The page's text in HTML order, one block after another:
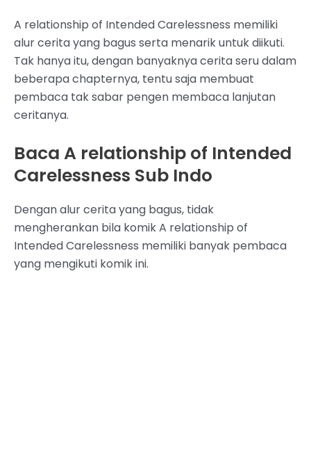
A relationship of Intended Carelessness memiliki
alur cerita yang bagus serta menarik untuk diikuti.
Tak hanya itu, dengan banyaknya cerita seru dalam
beberapa chapternya, tentu saja membuat
pembaca tak sabar pengen membaca lanjutan
ceritanya.
Baca A relationship of Intended
Carelessness Sub Indo
Dengan alur cerita yang bagus, tidak
mengherankan bila komik A relationship of
Intended Carelessness memiliki banyak pembaca
yang mengikuti komik ini.